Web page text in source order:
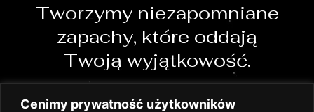
Cenimy prywatność użytkowników
Tworzymy niezapomniane
zapachy, które oddają
Twoją wyjątkowość.